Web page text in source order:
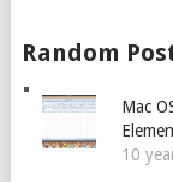
Random
Mac
10